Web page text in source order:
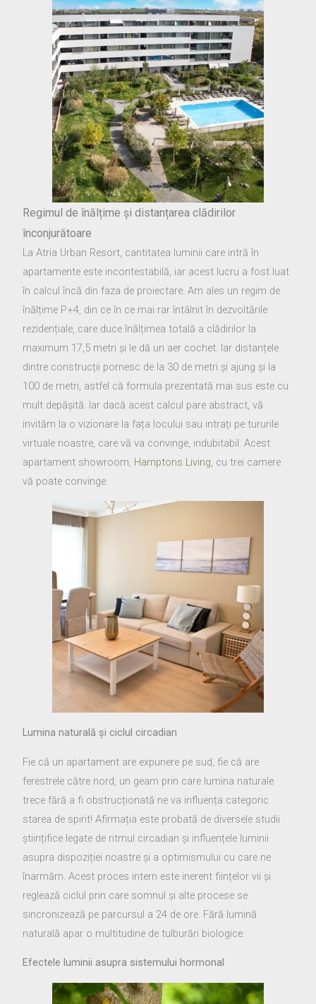
Regimul de înălțime și distanțarea clădirilor
înconjurătoare
La Atria Urban Resort, cantitatea luminii care intră în
apartamente este incontestabilă, iar acest lucru a fost luat
în calcul încă din faza de proiectare. Am ales un regim de
înălțime P+4, din ce în ce mai rar întâlnit în dezvoltările
rezidențiale, care duce înălțimea totală a clădirilor la
maximum 17,5 metri și le dă un aer cochet. Iar distanțele
dintre construcții pornesc de la 30 de metri și ajung și la
100 de metri, astfel că formula prezentată mai sus este cu
mult depășită. Iar dacă acest calcul pare abstract, vă
invităm la o vizionare la fața locului sau intrați pe tururile
virtuale noastre, care vă va convinge, indubitabil. Acest
apartament showroom, Hamptons Living, cu trei camere
vă poate convinge.
Lumina naturală și ciclul circadian
Fie că un apartament are expunere pe sud, fie că are
ferestrele către nord, un geam prin care lumina naturale
trece fără a fi obstrucționată ne va influența categoric
starea de spirit! Afirmația este probată de diversele studii
științifice legate de ritmul circadian și influențele luminii
asupra dispoziției noastre și a optimismului cu care ne
înarmăm. Acest proces intern este inerent ființelor vii și
reglează ciclul prin care somnul și alte procese se
sincronizează pe parcursul a 24 de ore. Fără lumină
naturală apar o multitudine de tulburări biologice.
Efectele luminii asupra sistemului hormonal